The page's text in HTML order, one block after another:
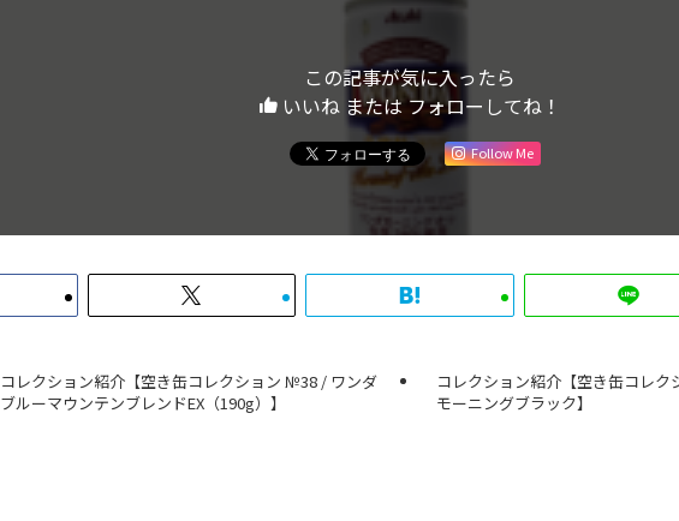
この記事が気に入ったら
いいね または フォローしてね！
Follow Me
コレクション紹介【空き缶コレクション №38 / ワンダ
ブルーマウンテンブレンドEX（190g）】
コレクション紹介【空き缶コレ
モーニングブラック】